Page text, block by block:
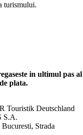
turismului.
in ultimul pas al
plata.
Touristik Deutschland
S.A.
Strada